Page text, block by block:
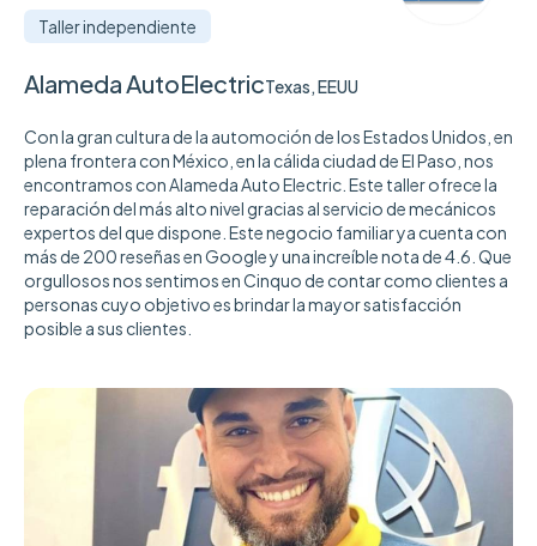
Taller independiente
Alameda AutoElectricTexas, EEUU
Con la gran cultura de la automoción de los Estados Unidos, en
plena frontera con México, en la cálida ciudad de El Paso, nos
encontramos con Alameda Auto Electric. Este taller ofrece la
reparación del más alto nivel gracias al servicio de mecánicos
expertos del que dispone. Este negocio familiar ya cuenta con
más de 200 reseñas en Google y una increíble nota de 4.6. Que
orgullosos nos sentimos en Cinquo de contar como clientes a
personas cuyo objetivo es brindar la mayor satisfacción
posible a sus clientes.